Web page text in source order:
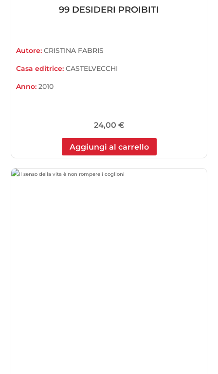
99 DESIDERI PROIBITI
Autore:CRISTINA FABRIS
Casa editrice:CASTELVECCHI
Anno:2010
24,00 €
Aggiungi al carrello